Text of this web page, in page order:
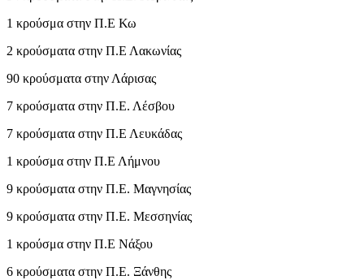
1 κρούσμα στην Π.Ε Κω
2 κρούσματα στην Π.Ε Λακωνίας
90 κρούσματα στην Λάρισας
7 κρούσματα στην Π.Ε. Λέσβου
7 κρούσματα στην Π.Ε Λευκάδας
1 κρούσμα στην Π.Ε Λήμνου
9 κρούσματα στην Π.Ε. Μαγνησίας
9 κρούσματα στην Π.Ε. Μεσσηνίας
1 κρούσμα στην Π.Ε Νάξου
6 κρούσματα στην Π.Ε. Ξάνθης